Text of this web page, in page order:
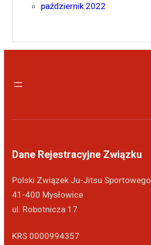
październik 2022
Dane Rejestracyjne Związku
Polski Związek Ju-Jitsu Sportowego
41-400 Mysłowice
ul. Robotnicza 17
KRS 0000994357